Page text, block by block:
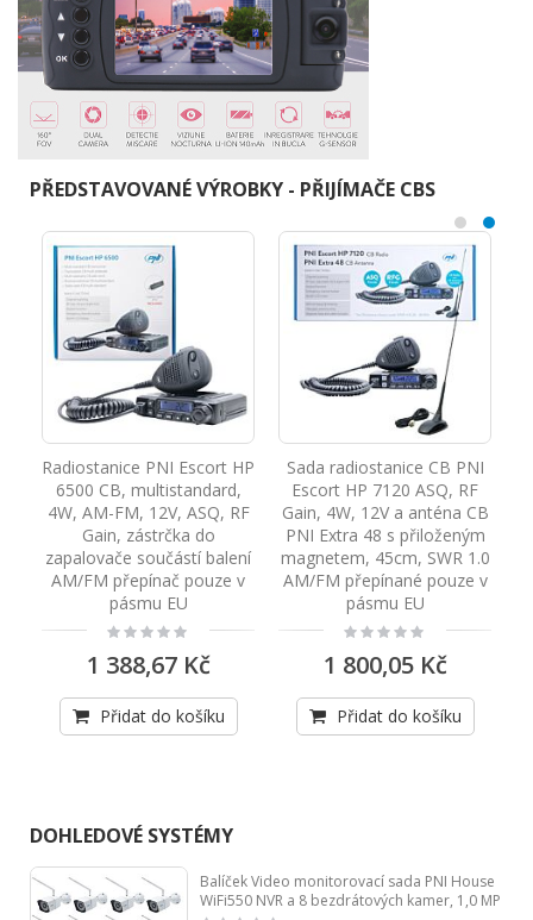
PŘEDSTAVOVANÉ VÝROBKY - PŘIJÍMAČE CBS
Radiostanice PNI Escort HP
6500 CB, multistandard,
4W, AM-FM, 12V, ASQ, RF
Gain, zástrčka do
zapalovače součástí balení
AM/FM přepínač pouze v
pásmu EU
Rating:
0%
1 388,67 Kč
Přidat do košíku
Sada radiostanice CB PNI
Escort HP 7120 ASQ, RF
Gain, 4W, 12V a anténa CB
PNI Extra 48 s přiloženým
magnetem, 45cm, SWR 1.0
AM/FM přepínané pouze v
pásmu EU
Rating:
0%
1 800,05 Kč
Přidat do košíku
DOHLEDOVÉ SYSTÉMY
Balíček Video monitorovací sada PNI House
WiFi550 NVR a 8 bezdrátových kamer, 1,0 MP